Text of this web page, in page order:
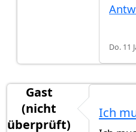
Do. 11
Gast
(nicht
überprüft)
Ich